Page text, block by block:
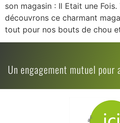
son magasin : Il Etait une Fois.
découvrons ce charmant
tout pour nos bouts de chou
Un engagement mutuel